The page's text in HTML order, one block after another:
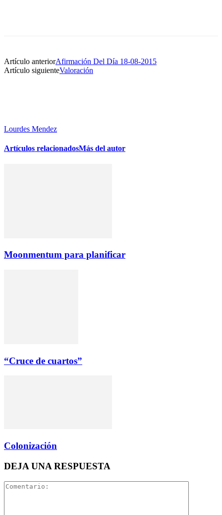
Artículo anteriorAfirmación Del Día 18-08-2015
Artículo siguienteValoración
Lourdes Mendez
Artículos relacionadosMás del autor
Moonmentum para planificar
“Cruce de cuartos”
Colonización
DEJA UNA RESPUESTA